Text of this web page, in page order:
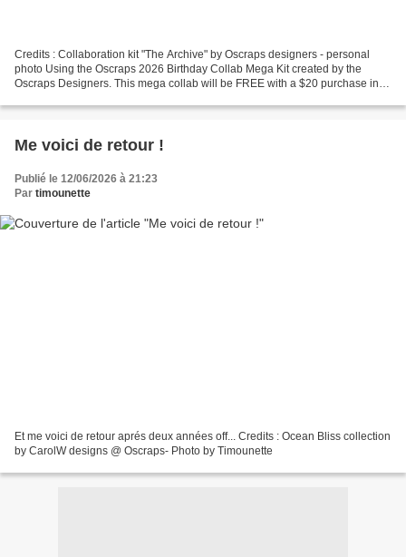
Credits : Collaboration kit "The Archive" by Oscraps designers - personal
photo Using the Oscraps 2026 Birthday Collab Mega Kit created by the
Oscraps Designers. This mega collab will be FREE with a $20 purchase in
Me voici de retour !
Publié le 12/06/2026 à 21:23
Par timounette
Et me voici de retour aprés deux années off... Credits : Ocean Bliss collection
by CarolW designs @ Oscraps- Photo by Timounette